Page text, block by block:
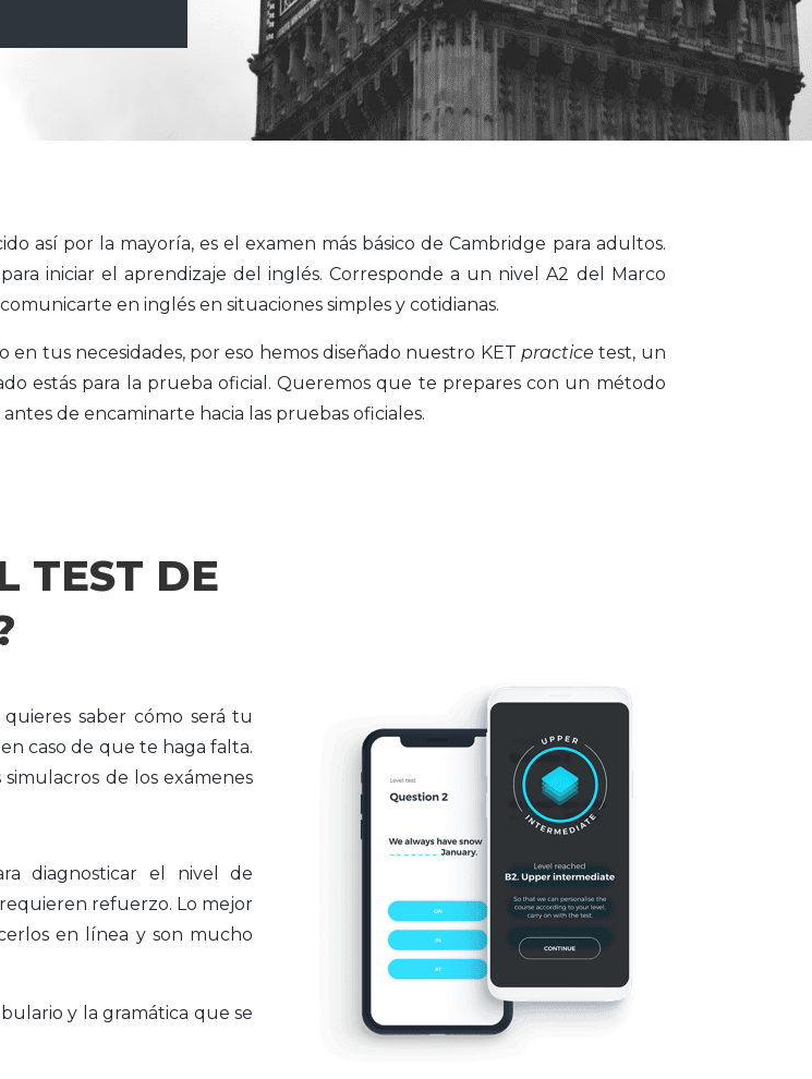
así por la mayoría, es el examen más básico de Cambridge para adultos.
iniciar el aprendizaje del inglés. Corresponde a un nivel A2 del Marco
en inglés en situaciones simples y cotidianas.
tus necesidades, por eso hemos diseñado nuestro KET practice test, un
estás para la prueba oficial. Queremos que te prepares con un método
de encaminarte hacia las pruebas oficiales.
TEST DE
saber cómo será tu
caso de que te haga falta.
de los exámenes
diagnosticar el nivel de
refuerzo. Lo mejor
en línea y son mucho
y la gramática que se